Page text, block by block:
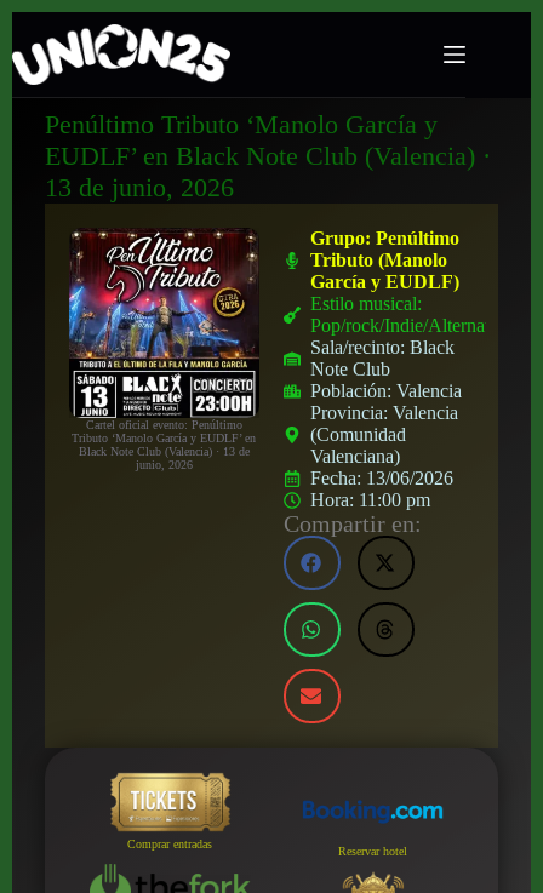
Penúltimo Tributo ‘Manolo García y
EUDLF’ en Black Note Club (Valencia) ·
13 de junio, 2026
Cartel oficial evento: Penúltimo
Tributo ‘Manolo García y EUDLF’ en
Black Note Club (Valencia) · 13 de
junio, 2026
Grupo:Penúltimo
Tributo (Manolo
García y EUDLF)
Estilo musical:
Pop/rock/Indie/Alternativo
Sala/recinto:Black
Note Club
Población:Valencia
Provincia:Valencia
(Comunidad
Valenciana)
Fecha: 13/06/2026
Hora: 11:00 pm
Compartir en:
Comprar entradas
Reservar hotel